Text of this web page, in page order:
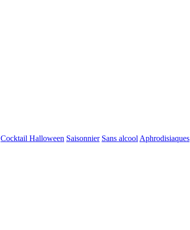
Cocktail Halloween Saisonnier Sans alcool Aphrodisiaques